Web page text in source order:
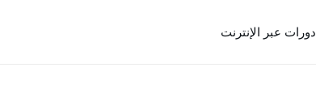
دورات عبر الإنترنت